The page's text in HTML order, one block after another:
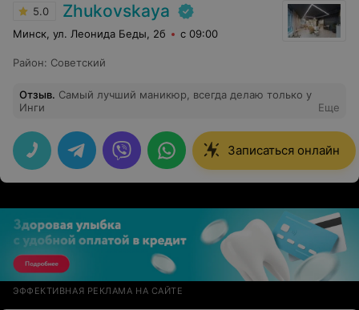
5.0 Zhukovskaya
Минск, ул. Леонида Беды, 2б с 09:00
Район: Советский
Отзыв. Самый лучший маникюр, всегда делаю только у
Инги
Еще
Записаться онлайн
ЭФФЕКТИВНАЯ РЕКЛАМА НА САЙТЕ